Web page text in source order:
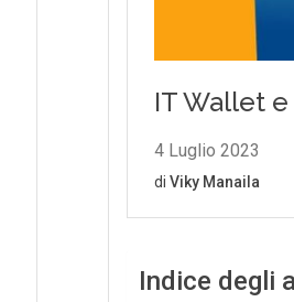
Indice degli